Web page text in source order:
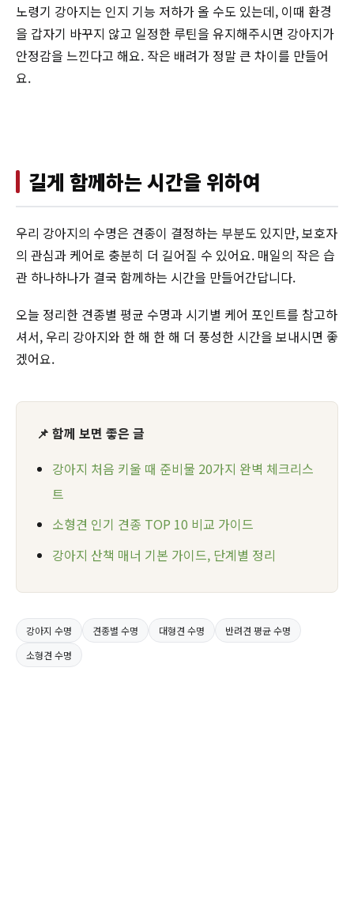
노령기 강아지는 인지 기능 저하가 올 수도 있는데, 이때 환경
을 갑자기 바꾸지 않고 일정한 루틴을 유지해주시면 강아지가
안정감을 느낀다고 해요. 작은 배려가 정말 큰 차이를 만들어
요.
길게 함께하는 시간을 위하여
우리 강아지의 수명은 견종이 결정하는 부분도 있지만, 보호자
의 관심과 케어로 충분히 더 길어질 수 있어요. 매일의 작은 습
관 하나하나가 결국 함께하는 시간을 만들어간답니다.
오늘 정리한 견종별 평균 수명과 시기별 케어 포인트를 참고하
셔서, 우리 강아지와 한 해 한 해 더 풍성한 시간을 보내시면 좋
겠어요.
📌 함께 보면 좋은 글
강아지 처음 키울 때 준비물 20가지 완벽 체크리스
트
소형견 인기 견종 TOP 10 비교 가이드
강아지 산책 매너 기본 가이드, 단계별 정리
강아지 수명 견종별 수명 대형견 수명
반려견 평균 수명
소형견 수명